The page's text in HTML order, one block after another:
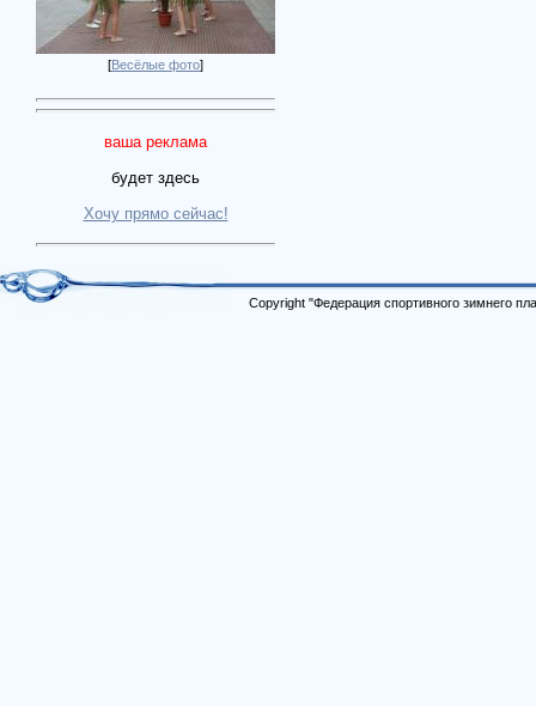
[Весёлые фото]
ваша реклама
будет здесь
Хочу прямо сейчас!
Copyright "Федерация спортивного зимнего